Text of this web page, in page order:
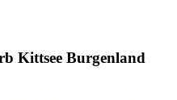
Kittsee Burgenland